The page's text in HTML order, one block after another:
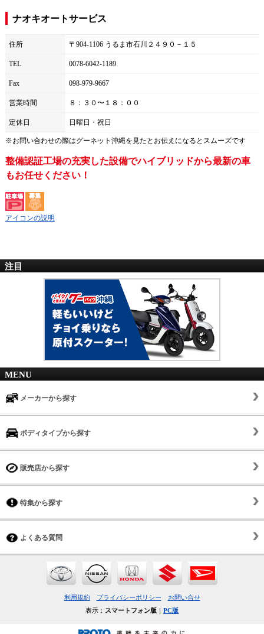
ナオキオートサービス
住所 〒904-1106 うるま市石川２４９０－１５
TEL 0078-6042-1189
Fax 098-979-9667
営業時間 ８：３０〜１８：００
定休日 日曜日・祝日
※お問い合わせの際はグーネット沖縄を見たとお伝えになるとスムーズです
整備認証工場の充実した設備でハイブリッドから最新の車
もお任せください！
アイコンの説明
注目
MENU
メーカーから探す
ボディタイプから探す
販売店から探す
特集から探す
よくある質問
利用規約 プライバシーポリシー
お問い合せ
表示： スマートフォン版 ｜ PC版